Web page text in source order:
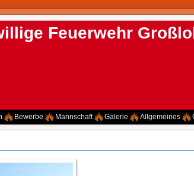
Feuerwehr
Bewerbe Mannschaft Galerie Allgemeines